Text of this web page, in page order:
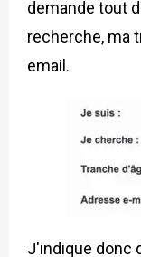
demande tout
recherche, ma
email.
J'indique donc